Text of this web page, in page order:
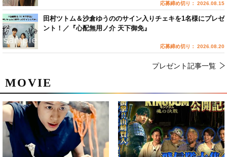
MOVIE
応募締め切り： 2026.08.15
田村ツトム＆沙倉ゆうののサイン入りチェキを1名様にプレゼ
ント！／『心配無用ノ介 天下御免』
応募締め切り： 2026.08.20
プレゼント記事一覧